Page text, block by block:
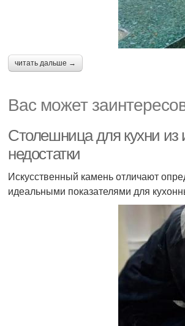
читать дальше →
Вас может
Столешница для кухни из
недостатки
Искусственный камень отличают
идеальными показателями для